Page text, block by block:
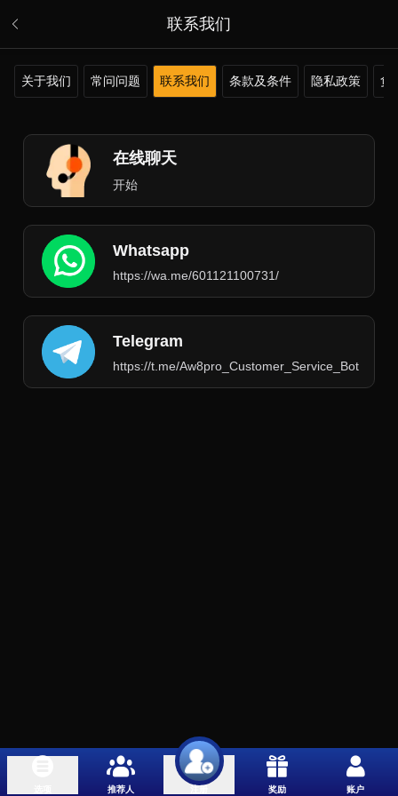
联系我们
关于我们 常问问题 联系我们 条款及条件 隐私政策 负
在线聊天
开始
Whatsapp
https://wa.me/601121100731/
Telegram
https://t.me/Aw8pro_Customer_Service_Bot
推荐人 奖励 账户